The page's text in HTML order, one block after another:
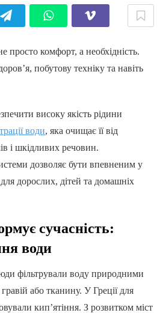
просто комфорт, а необхідність.
побутову техніку та навіть
високу якість рідини
води, яка очищає її від
і шкідливих речовин.
дозволяє бути впевненим у
дорослих, дітей та домашніх
сучасність:
води
фільтрували воду природними
або тканину. У Греції для
кип’ятіння. З розвитком міст